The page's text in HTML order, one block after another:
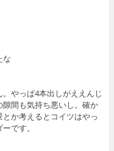
な
やっぱ4本出しがええんじ
間も気持ち悪いし。確か
か考えるとコイツはやっ
です。